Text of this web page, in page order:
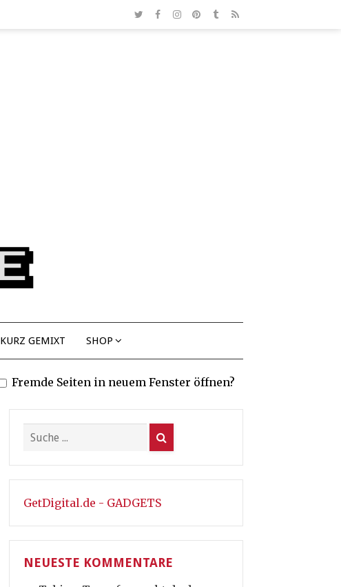
KURZ GEMIXT SHOP
Fremde Seiten in neuem Fenster öffnen?
GetDigital.de - GADGETS
NEUESTE KOMMENTARE